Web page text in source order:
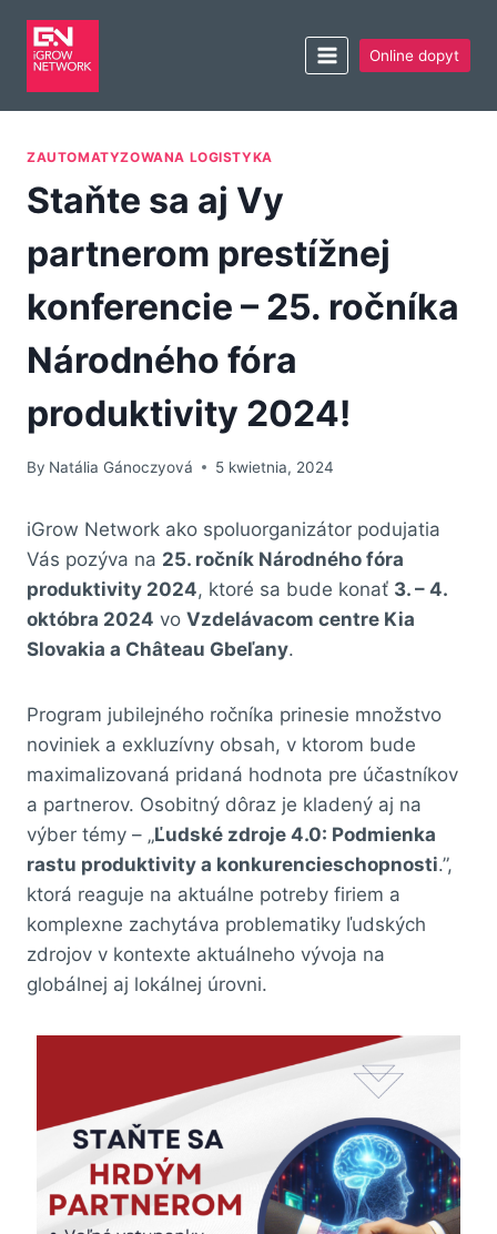
Online dopyt
ZAUTOMATYZOWANA LOGISTYKA
Staňte sa aj Vy
partnerom prestížnej
konferencie – 25. ročníka
Národného fóra
produktivity 2024!
By Natália Gánoczyová 5 kwietnia, 2024
iGrow Network ako spoluorganizátor podujatia
Vás pozýva na 25. ročník Národného fóra
produktivity 2024, ktoré sa bude konať 3. – 4.
októbra 2024 vo Vzdelávacom centre Kia
Slovakia a Château Gbeľany.
Program jubilejného ročníka prinesie množstvo
noviniek a exkluzívny obsah, v ktorom bude
maximalizovaná pridaná hodnota pre účastníkov
a partnerov. Osobitný dôraz je kladený aj na
výber témy – „Ľudské zdroje 4.0: Podmienka
rastu produktivity a konkurencieschopnosti.”,
ktorá reaguje na aktuálne potreby firiem a
komplexne zachytáva problematiky ľudských
zdrojov v kontexte aktuálneho vývoja na
globálnej aj lokálnej úrovni.